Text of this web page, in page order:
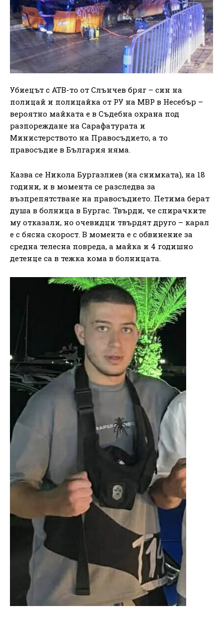
Убиецът с АТВ-то от Слънчев бряг – син на
полицай и полицайка от РУ на МВР в Несебър –
вероятно майката е в Съдебна охрана под
разпореждане на Сарафатурата и
Министерството на Правосъдието, а то
правосъдие в България няма.
Казва се Никола Бургазлиев (на снимката), на 18
години, и в момента се разследва за
възпрепятстване на правосъдието. Петима берат
душа в болница в Бургас. Твърди, че спирачките
му отказали, но очевидци твърдят друго – карал
е с бясна скорост. В момента е с обвинение за
средна телесна повреда, а майка и 4 годишно
детенце са в тежка кома в болницата.